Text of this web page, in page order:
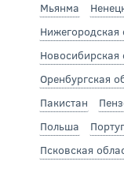
Мьянма
Нижегородская
Новосибирская
Оренбургская
Пакистан
Польша
Псковская